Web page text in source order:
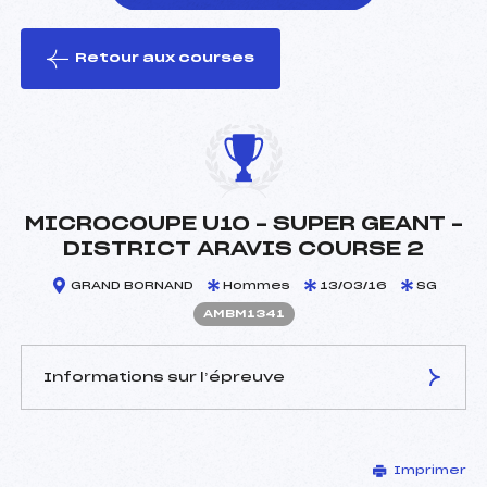
le ski
Retour aux courses
MICROCOUPE U10 – SUPER GEANT –
DISTRICT ARAVIS COURSE 2
GRAND BORNAND Hommes 13/03/16 SG
AMBM1341
Informations sur l’épreuve
ANDREVON HERVE (MB)
Imprimer